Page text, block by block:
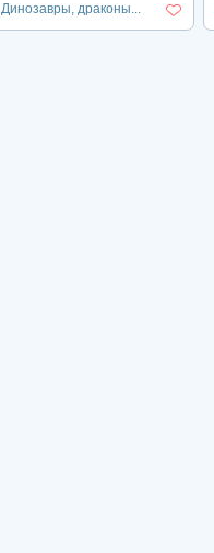
Динозавры, драконы...